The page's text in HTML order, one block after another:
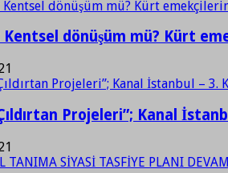
Kentsel dönüşüm mü? Kürt
Projeleri”; Kanal